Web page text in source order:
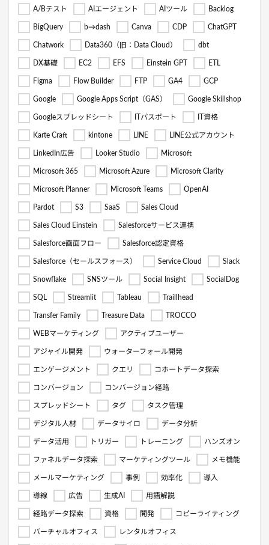
A/Bテスト AIエージェント AIツール Backlog
BigQuery b→dash Canva CDP ChatGPT
Chatwork Data360（旧：Data Cloud） dbt
DX基礎 EC2 EFS Einstein GPT ETL
Figma Flow Builder FTP GA4 GCP
Google Google Apps Script（GAS） Google Skillshop
Googleスプレッドシート ITパスポート IT資格
Karte Craft kintone LINE LINE公式アカウント
LinkedIn広告 Looker Studio Microsoft
Microsoft 365 Microsoft Azure Microsoft Clarity
Microsoft Planner Microsoft Teams OpenAI
Pardot S3 SaaS Sales Cloud
Sales Cloud Einstein Salesforceサービス連携
Salesforce画面フロー Salesforce認定資格
Salesforce（セールスフォース） Service Cloud Slack
Snowflake SNSツール Social Insight SocialDog
SQL Streamlit Tableau Traillhead
Transfer Family Treasure Data TROCCO
WEBマーケティング アクティブユーザー
アジャイル開発 ウォーターフォール開発
エンゲージメント クエリ コホートデータ探索
コンバージョン コンバージョン経路
スプレッドシート タグ タスク管理
デジタル人材 データサイロ データ分析
データ活用 トリガー トレーニング ハンズオン
ファネルデータ探索 マーケティングツール メモ機能
メールマーケティング 事例 効率化 導入
導線 広告 生成AI 用語解説
経路データ探索 資格 開発 コピーライティング
バーチャルオフィス レンタルオフィス